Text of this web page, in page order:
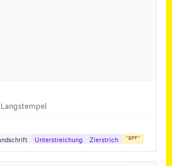
Unterstreichung Zierstrich "BPP"